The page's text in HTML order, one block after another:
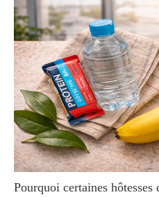
Pourquoi certaines